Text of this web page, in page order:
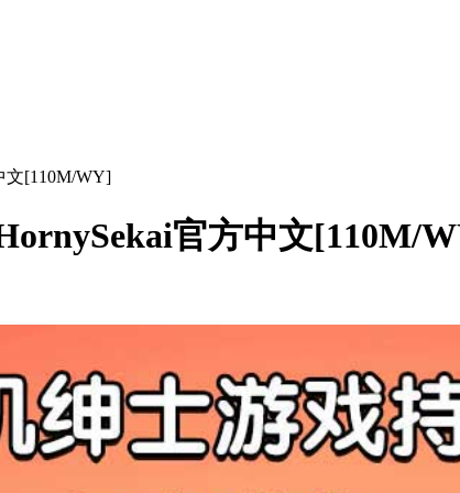
文[110M/WY]
官方中文[110M/